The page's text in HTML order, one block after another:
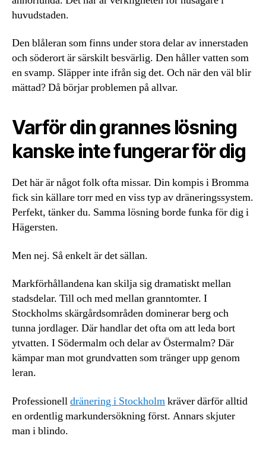
huvudstaden.
Den blåleran som finns under stora delar av innerstaden
och söderort är särskilt besvärlig. Den håller vatten som
en svamp. Släpper inte ifrån sig det. Och när den väl blir
mättad? Då börjar problemen på allvar.
Varför din grannes lösning
kanske inte fungerar för dig
Det här är något folk ofta missar. Din kompis i Bromma
fick sin källare torr med en viss typ av dräneringssystem.
Perfekt, tänker du. Samma lösning borde funka för dig i
Hägersten.
Men nej. Så enkelt är det sällan.
Markförhållandena kan skilja sig dramatiskt mellan
stadsdelar. Till och med mellan granntomter. I
Stockholms skärgårdsområden dominerar berg och
tunna jordlager. Där handlar det ofta om att leda bort
ytvatten. I Södermalm och delar av Östermalm? Där
kämpar man mot grundvatten som tränger upp genom
leran.
Professionelldränering i Stockholmkräver därför alltid
en ordentlig markundersökning först. Annars skjuter
man i blindo.